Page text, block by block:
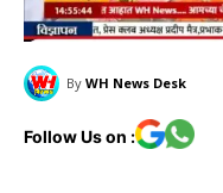
By WH News Desk
Follow Us on :